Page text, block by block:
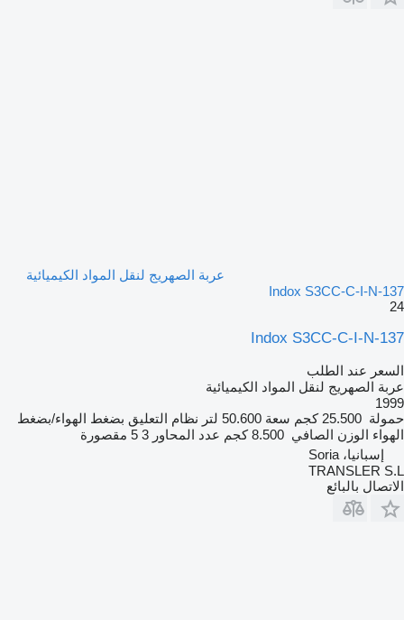
عربة الصهريج لنقل المواد الكيميائية
Indox S3CC-C-I-N-137
24
Indox S3CC-C-I-N-137
السعر عند الطلب
عربة الصهريج لنقل المواد الكيميائية
1999
حمولة 25.500 كجم سعة 50.600 لتر نظام التعليق بضغط الهواء/بضغط
الهواء الوزن الصافي 8.500 كجم عدد المحاور 3 5 مقصورة
إسبانيا، Soria
TRANSLER S.L
الاتصال بالبائع